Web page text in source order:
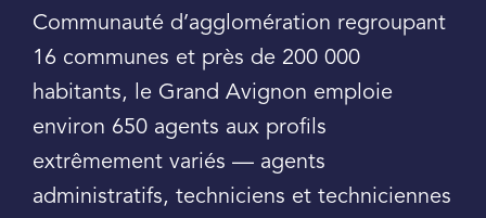
Communauté d’agglomération regroupant
16 communes et près de 200 000
habitants, le Grand Avignon emploie
environ 650 agents aux profils
extrêmement variés — agents
administratifs, techniciens et techniciennes